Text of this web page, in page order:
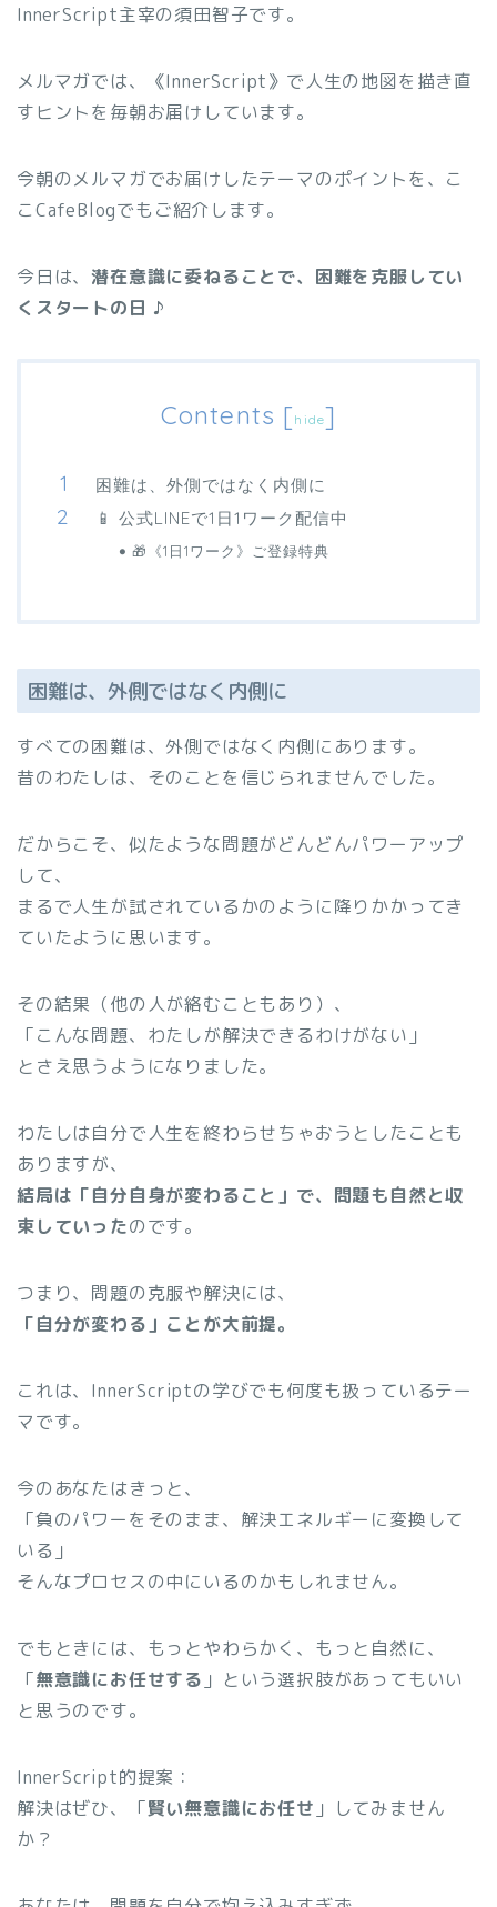
InnerScript主宰の須田智子です。
メルマガでは、《InnerScript》で人生の地図を描き直
すヒントを毎朝お届けしています。
今朝のメルマガでお届けしたテーマのポイントを、こ
こCafeBlogでもご紹介します。
今日は、潜在意識に委ねることで、困難を克服してい
くスタートの日 ♪
Contents [ hide]
困難は、外側ではなく内側に
📱 公式LINEで1日1ワーク配信中
🎁《1日1ワーク》ご登録特典
困難は、外側ではなく内側に
すべての困難は、外側ではなく内側にあります。
昔のわたしは、そのことを信じられませんでした。
だからこそ、似たような問題がどんどんパワーアップ
して、
まるで人生が試されているかのように降りかかってき
ていたように思います。
その結果（他の人が絡むこともあり）、
「こんな問題、わたしが解決できるわけがない」
とさえ思うようになりました。
わたしは自分で人生を終わらせちゃおうとしたことも
ありますが、
結局は「自分自身が変わること」で、問題も自然と収
束していったのです。
つまり、問題の克服や解決には、
「自分が変わる」ことが大前提。
これは、InnerScriptの学びでも何度も扱っているテー
マです。
今のあなたはきっと、
「負のパワーをそのまま、解決エネルギーに変換して
いる」
そんなプロセスの中にいるのかもしれません。
でもときには、もっとやわらかく、もっと自然に、
「無意識にお任せする 」という選択肢があってもいい
と思うのです。
InnerScript的提案：
解決はぜひ、「賢い無意識にお任せ 」してみません
か？